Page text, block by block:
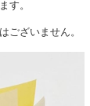
す。
ございません。